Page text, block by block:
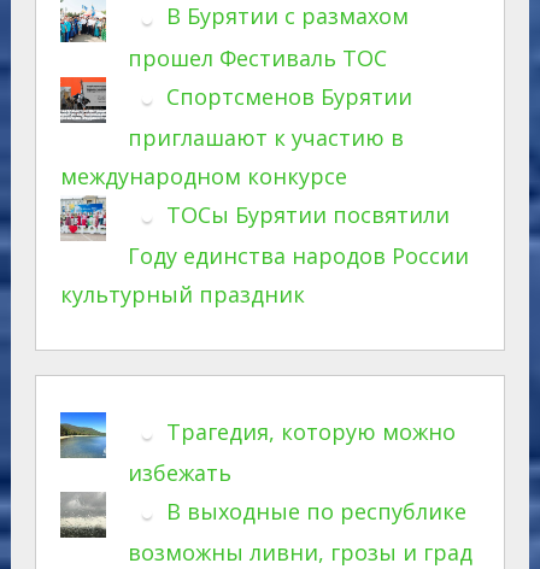
В Бурятии с размахом
прошел Фестиваль ТОС
Спортсменов Бурятии
приглашают к участию в
международном конкурсе
ТОСы Бурятии посвятили
Году единства народов России
культурный праздник
Трагедия, которую можно
избежать
В выходные по республике
возможны ливни, грозы и град